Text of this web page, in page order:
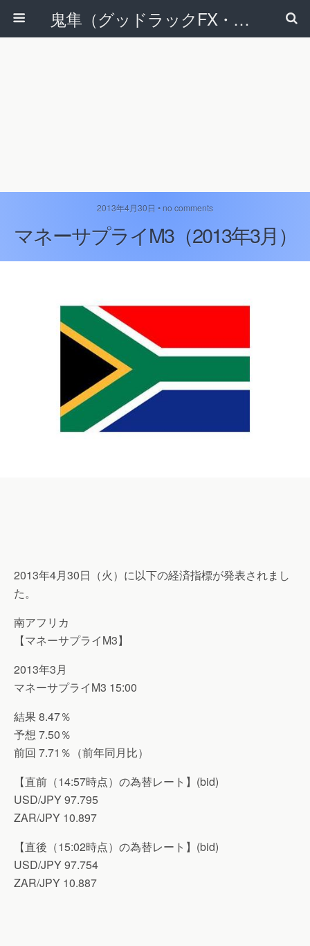
鬼隼（グッドラックFX・改）
2013年4月30日 • no comments
マネーサプライM3（2013年3月）
2013年4月30日（火）に以下の経済指標が発表されまし
た。
南アフリカ
【マネーサプライM3】
2013年3月
マネーサプライM3 15:00
結果 8.47％
予想 7.50％
前回 7.71％（前年同月比）
【直前（14:57時点）の為替レート】(bid)
USD/JPY 97.795
ZAR/JPY 10.897
【直後（15:02時点）の為替レート】(bid)
USD/JPY 97.754
ZAR/JPY 10.887